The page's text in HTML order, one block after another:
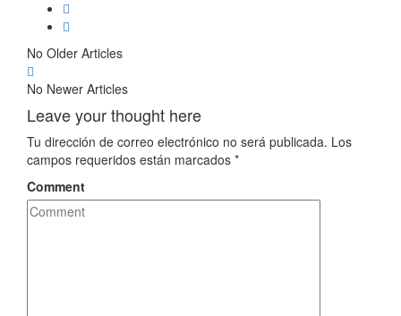
No Older Articles
No Newer Articles
Leave your thought here
Tu dirección de correo electrónico no será publicada. Los
campos requeridos están marcados *
Comment